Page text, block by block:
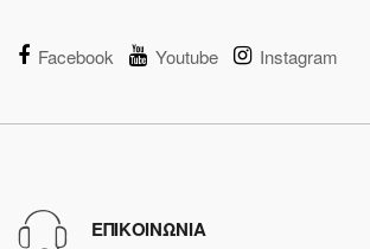
Facebook Youtube Instagram
ΕΠΙΚΟΙΝΩΝΙΑ